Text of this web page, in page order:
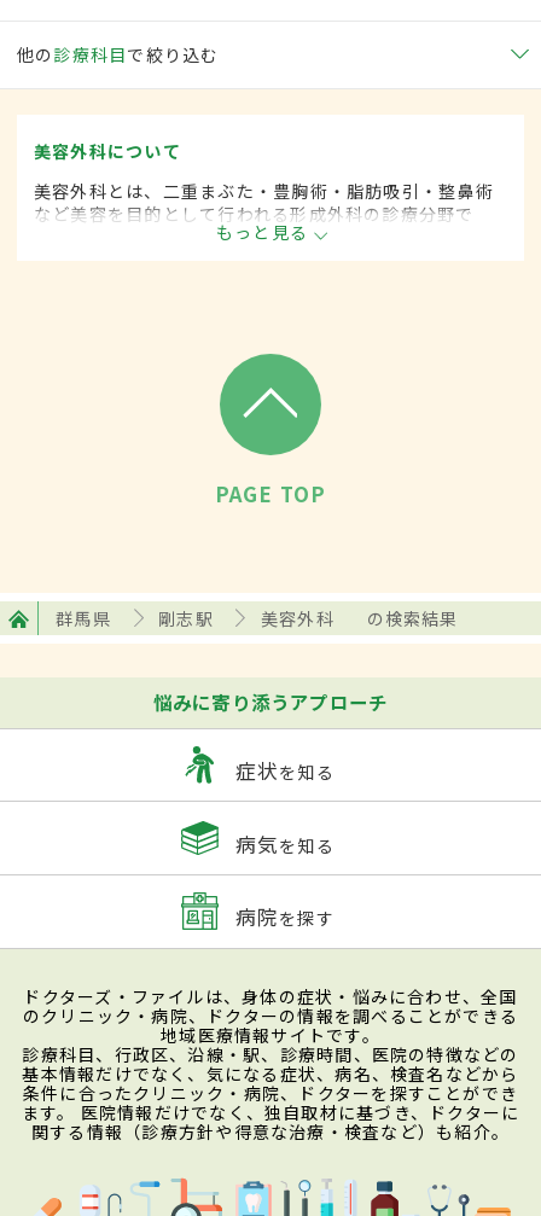
他の 診療科目で絞り込む
美容外科について
美容外科とは、二重まぶた・豊胸術・脂肪吸引・整鼻術
など美容を目的として行われる形成外科の診療分野で
もっと見る
PAGE TOP
群馬県 剛志駅 美容外科 の検索結果
悩みに寄り添うアプローチ
症状を知る
病気を知る
病院を探す
ドクターズ・ファイルは、身体の症状・悩みに合わせ、全国
のクリニック・病院、ドクターの情報を調べることができる
地域医療情報サイトです。
診療科目、行政区、沿線・駅、診療時間、医院の特徴などの
基本情報だけでなく、気になる症状、病名、検査名などから
条件に合ったクリニック・病院、ドクターを探すことができ
ます。 医院情報だけでなく、独自取材に基づき、ドクターに
関する情報（診療方針や得意な治療・検査など）も紹介。